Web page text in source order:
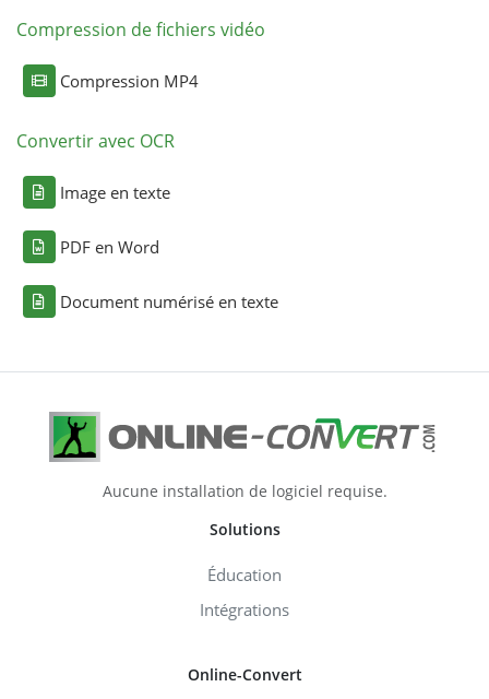
Compression de fichiers vidéo
Compression MP4
Convertir avec OCR
Image en texte
PDF en Word
Document numérisé en texte
Aucune installation de logiciel requise.
Solutions
Éducation
Intégrations
Online-Convert